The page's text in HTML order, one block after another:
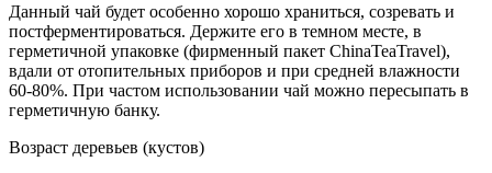
Данный чай будет особенно хорошо храниться, созревать и
постферментироваться. Держите его в темном месте, в
герметичной упаковке (фирменный пакет ChinaTeaTravel),
вдали от отопительных приборов и при средней влажности
60-80%. При частом использовании чай можно пересыпать в
герметичную банку.
Возраст деревьев (кустов)